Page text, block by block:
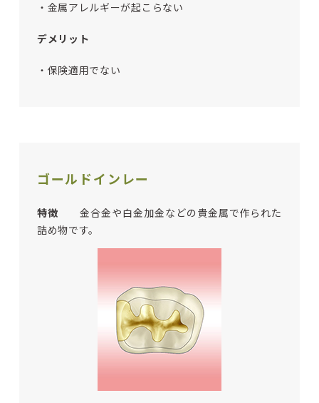
・金属アレルギーが起こらない
デメリット
・保険適用でない
ゴールドインレー
特徴
金合金や白金加金などの貴金属で作られた
詰め物です。